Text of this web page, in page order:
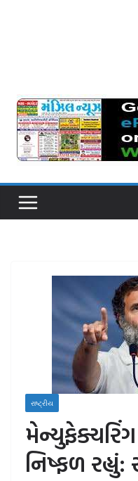
રાષ્ટ્રીય
મેન્યુફેક્ચરિંગ
નિષ્ફળ રહ્યું: